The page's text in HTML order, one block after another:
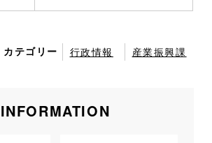
カテゴリー 行政情報 産業振興課
INFORMATION